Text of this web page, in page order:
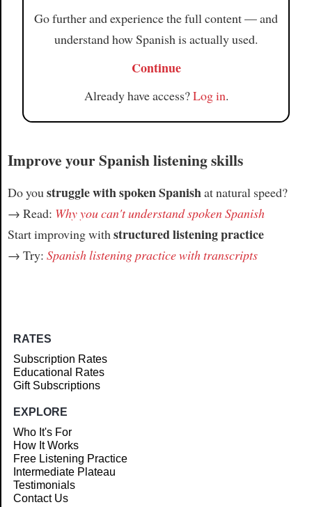
Go further and experience the full content — and
understand how Spanish is actually used.
Continue
Already have access?Log in.
Improve your Spanish listening skills
Do you struggle with spoken Spanishat natural speed?
→ Read: Why you can't understand spoken Spanish
Start improving with structured listening practice
→ Try: Spanish listening practice with transcripts
RATES
Subscription Rates
Educational Rates
Gift Subscriptions
EXPLORE
Who It's For
How It Works
Free Listening Practice
Intermediate Plateau
Testimonials
Contact Us